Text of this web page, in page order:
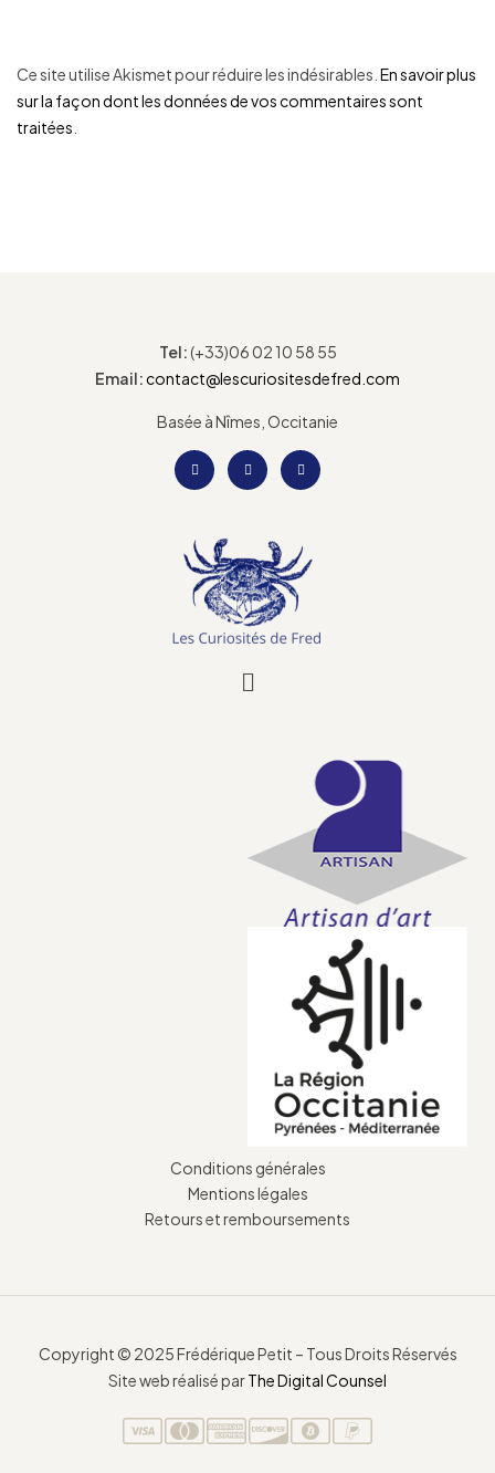
Ce site utilise Akismet pour réduire les indésirables. En savoir plus
sur la façon dont les données de vos commentaires sont
traitées
Tel:(+33)06 02 10 58 55
Email:contact@lescuriositesdefred.com
Basée à Nîmes, Occitanie
Conditions générales
Mentions légales
Retours et remboursements
Copyright © 2025 Frédérique Petit – Tous Droits Réservés
Site web réalisé parThe Digital Counsel